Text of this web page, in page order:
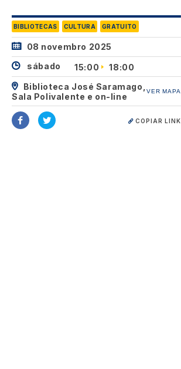
BIBLIOTECAS CULTURA GRATUITO
08 novembro 2025
sábado
15:00
18:00
Biblioteca José Saramago,
Sala Polivalente e on-line
VER MAPA
COPIAR LINK